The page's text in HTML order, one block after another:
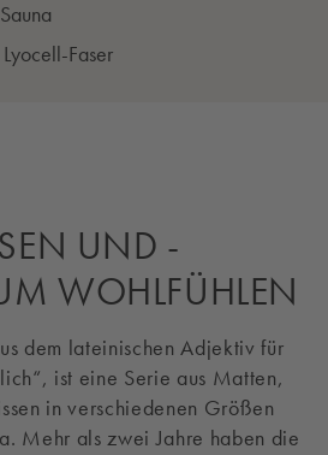
Faser
UND -
WOHLFÜHLEN
dem lateinischen Adjektiv für
ist eine Serie aus Matten,
in verschiedenen Größen
Mehr als zwei Jahre haben die